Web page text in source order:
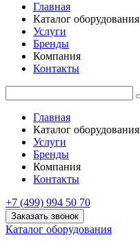
Главная
Каталог оборудования
Услуги
Бренды
Компания
Контакты
Главная
Каталог оборудования
Услуги
Бренды
Компания
Контакты
+7 (499) 994 50 70
Заказать звонок
Каталог оборудования